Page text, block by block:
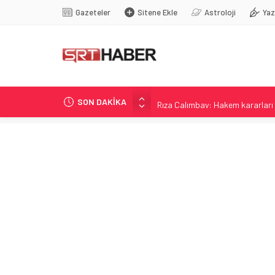
Gazeteler Sitene Ekle Astroloji
SON DAKİKA
Rıza Çalımbay: Hakem
Hakem performansına tepki: